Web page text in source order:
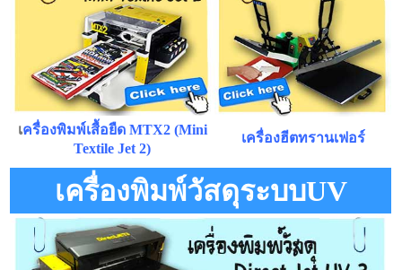
เครื่องพิมพ์เสื้อยืด MTX2 (Mini
Textile Jet 2)
เครื่องฮีตทรานเฟอร์
เครื่องพิมพ์วัสดุระบบUV